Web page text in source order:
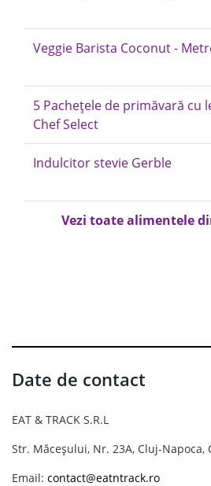
Veggie Barista Coconut -
5 Pachețele de primăvară cu
Chef Select
Indulcitor stevie Gerble
Vezi toate alimentele
Date de contact
EAT & TRACK S.R.L
Str. Măceșului, Nr. 23A, Cluj-Napoca,
Email: contact@eatntrack.ro